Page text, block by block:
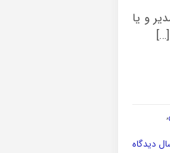
و یا
,
دیدگاه